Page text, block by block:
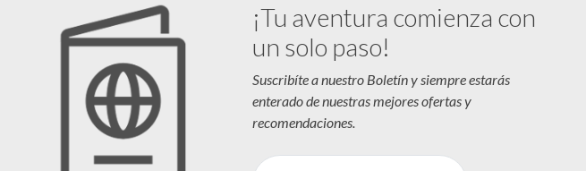
¡Tu aventura comienza con
un solo paso!
Suscribíte a nuestro Boletín y siempre estarás
enterado de nuestras mejores ofertas y
recomendaciones.